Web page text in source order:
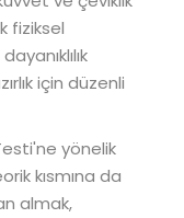
fiziksel
için düzenli
yönelik
kısmına da
almak,